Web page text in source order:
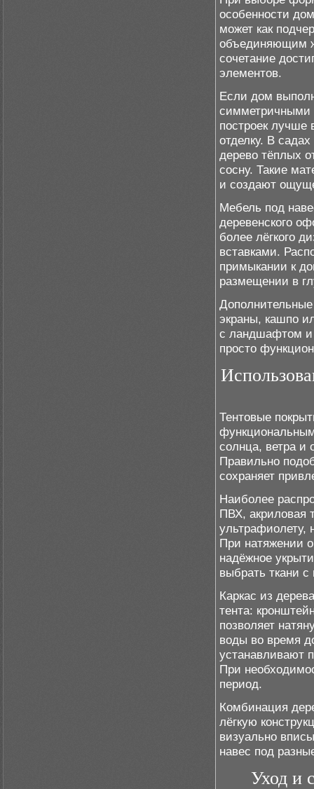
особенности
может как
объединяющим
сочетание
элементов.
Если дом
симметричными
построек
отделку. В
дерево тёплых
сосну. Такие
и создают
Мебель под
деревенского
более лёгкого
вставками.
примыкании к
размещении в
экраны, кашпо
с ландшафтом и
просто
Тентовые
солнца, ветра и
Правильно
сохраняет
Наиболее
ПВХ, акриловая
ультрафиолету,
При натяжении
надёжное
выбрать ткани
Каркас из
тента:
позволяет
воды во время
устанавливают
При
период.
Комбинация
лёгкую
визуально
навес под
Уход и